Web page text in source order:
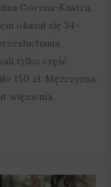
Górzna-Kustra,
okazał się 34-
tylko część
150 zł. Mężczyzna
więzienia.